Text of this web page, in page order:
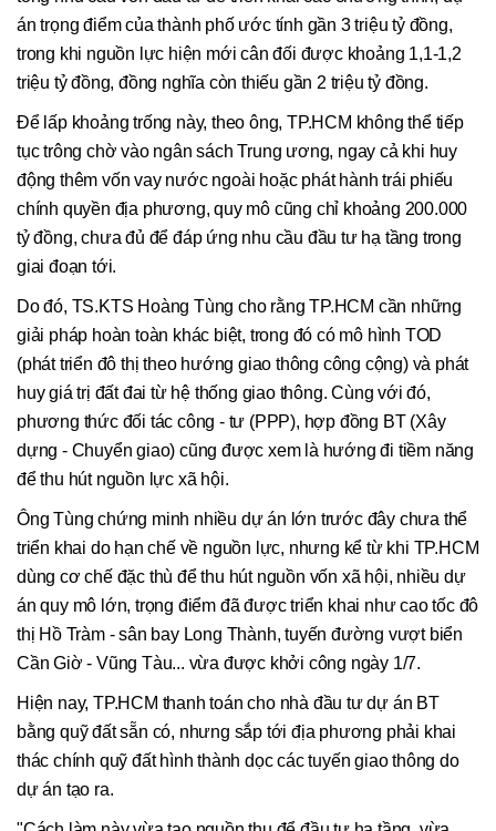
án trọng điểm của thành phố ước tính gần 3 triệu tỷ đồng,
trong khi nguồn lực hiện mới cân đối được khoảng 1,1-1,2
triệu tỷ đồng, đồng nghĩa còn thiếu gần 2 triệu tỷ đồng.
Để lấp khoảng trống này, theo ông, TP.HCM không thể tiếp
tục trông chờ vào ngân sách Trung ương, ngay cả khi huy
động thêm vốn vay nước ngoài hoặc phát hành trái phiếu
chính quyền địa phương, quy mô cũng chỉ khoảng 200.000
tỷ đồng, chưa đủ để đáp ứng nhu cầu đầu tư hạ tầng trong
giai đoạn tới.
Do đó, TS.KTS Hoàng Tùng cho rằng TP.HCM cần những
giải pháp hoàn toàn khác biệt, trong đó có mô hình TOD
(phát triển đô thị theo hướng giao thông công cộng) và phát
huy giá trị đất đai từ hệ thống giao thông. Cùng với đó,
phương thức đối tác công - tư (PPP), hợp đồng BT (Xây
dựng - Chuyển giao) cũng được xem là hướng đi tiềm năng
để thu hút nguồn lực xã hội.
Ông Tùng chứng minh nhiều dự án lớn trước đây chưa thể
triển khai do hạn chế về nguồn lực, nhưng kể từ khi TP.HCM
dùng cơ chế đặc thù để thu hút nguồn vốn xã hội, nhiều dự
án quy mô lớn, trọng điểm đã được triển khai như cao tốc đô
thị Hồ Tràm - sân bay Long Thành, tuyến đường vượt biển
Cần Giờ - Vũng Tàu... vừa được khởi công ngày 1/7.
Hiện nay, TP.HCM thanh toán cho nhà đầu tư dự án BT
bằng quỹ đất sẵn có, nhưng sắp tới địa phương phải khai
thác chính quỹ đất hình thành dọc các tuyến giao thông do
dự án tạo ra.